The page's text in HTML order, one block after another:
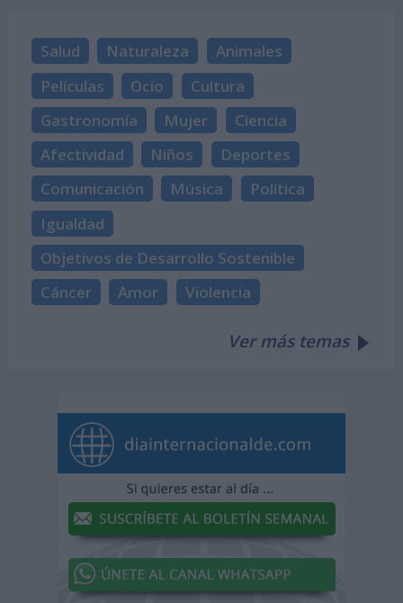
Salud Naturaleza
Animales
Películas
Ocio
Cultura
Gastronomía
Mujer
Ciencia
Afectividad
Niños
Deportes
Comunicación
Música
Política
Igualdad
Objetivos de Desarrollo Sostenible
Cáncer
Amor Violencia
Ver más temas